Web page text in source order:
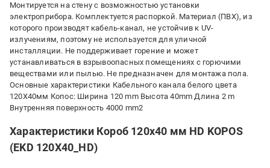
Монтируется на стену с возможностью установки
электроприбора. Комплектуется распоркой. Материал (ПВХ), из
которого производят кабель-канал, не устойчив к UV-
излучениям, поэтому не используется для уличной
инсталляции. Не поддерживает горение и может
устанавливаться в взрывоопасных помещениях с горючими
веществами или пылью. Не предназначен для монтажа пола.
Основные характеристики Кабельного канала белого цвета
120X40мм Копос: Ширина 120 mm Высота 40mm Длина 2 m
Внутренняя поверхность 4000 mm2
Характеристики Короб 120х40 мм HD KOPOS
(EKD 120X40_HD)